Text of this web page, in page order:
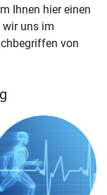
Ihnen hier einen
wir uns im
von